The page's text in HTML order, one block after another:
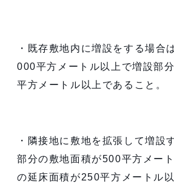
・既存敷地内に増設をする場合
000平方メートル以上で増設部
平方メートル以上であること。
・隣接地に敷地を拡張して増設
部分の敷地面積が500平方メー
の延床面積が250平方メートル